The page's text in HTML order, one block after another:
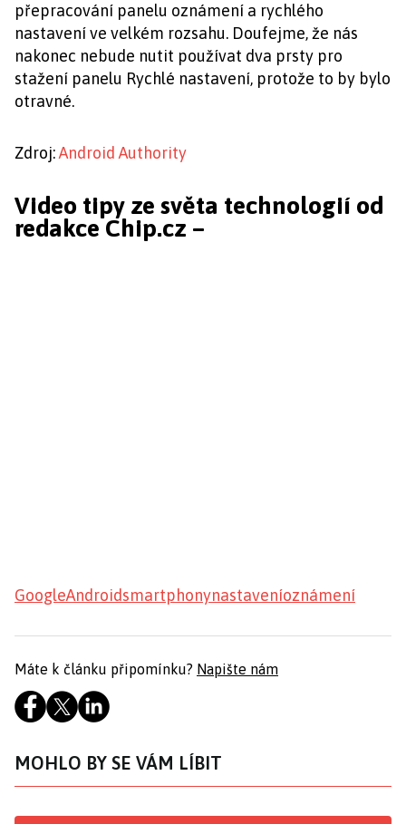
přepracování panelu oznámení a rychlého
nastavení ve velkém rozsahu. Doufejme, že nás
nakonec nebude nutit používat dva prsty pro
stažení panelu Rychlé nastavení, protože to by bylo
otravné.
Zdroj:Android Authority
Video tipy ze světa technologií od
redakce Chip.cz –
GoogleAndroidsmartphonynastaveníoznámení
Máte k článku připomínku? Napište nám
MOHLO BY SE VÁM LÍBIT